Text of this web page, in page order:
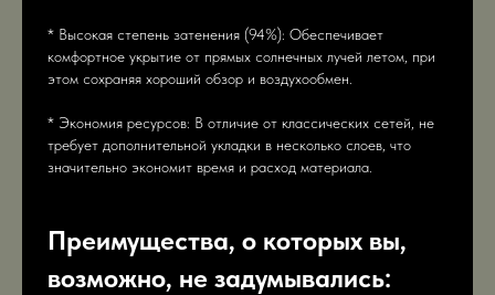
* Высокая степень затенения (94%): Обеспечивает
комфортное укрытие от прямых солнечных лучей летом, при
этом сохраняя хороший обзор и воздухообмен.
* Экономия ресурсов: В отличие от классических сетей, не
требует дополнительной укладки в несколько слоев, что
значительно экономит время и расход материала.
Преимущества, о которых вы,
возможно, не задумывались: